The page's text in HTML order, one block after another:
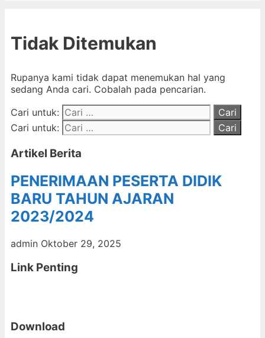
Tidak Ditemukan
Rupanya kami tidak dapat menemukan hal yang
sedang Anda cari. Cobalah pada pencarian.
Cari untuk:
Cari untuk:
Artikel Berita
PENERIMAAN PESERTA DIDIK
BARU TAHUN AJARAN
2023/2024
admin Oktober 29, 2025
Link Penting
Download